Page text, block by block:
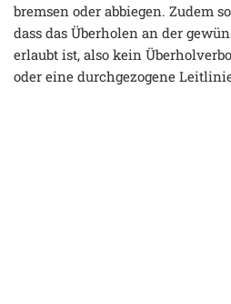
bremsen oder abbiegen. Zudem
dass das Überholen an der
erlaubt ist, also kein
oder eine durchgezogene